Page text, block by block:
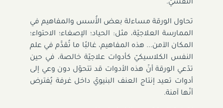
النفسيّ.
تحاول الورقة مساءلة بعض الأُسس والمفاهيم في
الممارسة العلاجيّة، مثل: الحياد؛ الإصغاء؛ الاحتواء؛
المكان الآمن... هذه المفاهيم، غالبًا ما تُقدَّم في علم
النفس الكلاسيكيّ كأدوات علاجيّة خالصة، في حين
تدّعي الورقة أنّ هذه الأدوات قد تتحوّل دون وعي إلى
أدوات تعيد إنتاج العنف البنيويّ داخل غرفة يُفترض
أنّها آمنة.